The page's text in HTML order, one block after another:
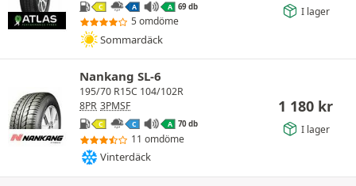
C A A 69 db
5 omdöme
Sommardäck
I lager
Nankang SL-6
195/70 R15C 104/102R
8PR 3PMSF
C C A 70 db
11 omdöme
Vinterdäck
1 180 kr
I lager